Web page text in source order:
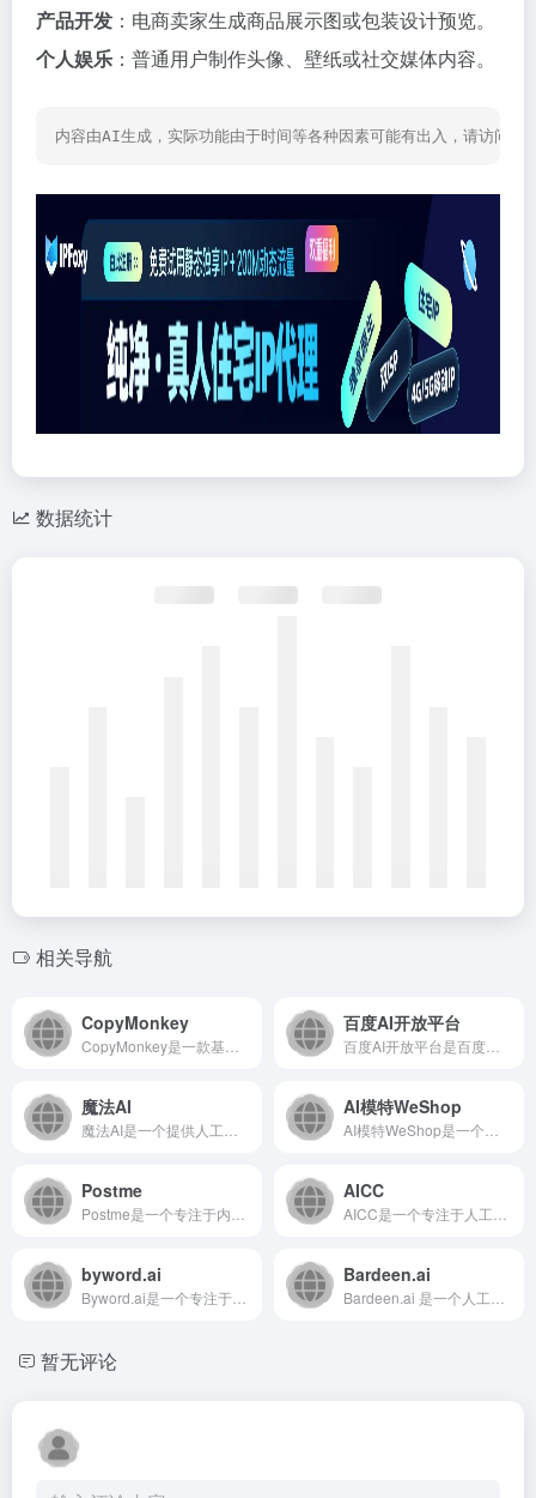
产品开发 ：电商卖家生成商品展示图或包装设计预览。
个人娱乐 ：普通用户制作头像、壁纸或社交媒体内容。
内容由AI生成，实际功能由于时间等各种因素可能有出入，请访问网
数据统计
相关导航
CopyMonkey 百度AI开放平台
魔法AI AI模特WeShop
Postme AICC
byword.ai Bardeen.ai
暂无评论